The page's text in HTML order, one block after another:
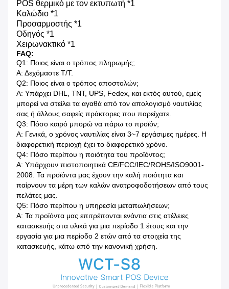
POS θερμικό με τον εκτυπωτή *1
Καλώδιο *1
Προσαρμοστής *1
Οδηγός *1
Χειρωνακτικό *1
FAQ:
Q1: Ποιος είναι ο τρόπος πληρωμής;
Α: Δεχόμαστε T/T.
Q2: Ποιος είναι ο τρόπος αποστολών;
Α: Υπάρχει DHL, TNT, UPS, Fedex, και εκτός αυτού, εμείς
μπορεί να στείλει τα αγαθά από τον απολογισμό ναυτιλίας
σας ή άλλους σαφείς πράκτορες που παρείχατε.
Q3: Πόσο καιρό μπορώ να πάρω το προϊόν;
Α: Γενικά, ο χρόνος ναυτιλίας είναι 3~7 εργάσιμες ημέρες. Η
διαφορετική περιοχή έχει το διαφορετικό χρόνο.
Q4: Πόσο περίπου η ποιότητα του προϊόντος;
Α: Υπάρχουν πιστοποιητικά CE/FCC/IEC/ROHS/ISO9001-
2008. Τα προϊόντα μας έχουν την καλή ποιότητα και
παίρνουν τα μέρη των καλών ανατροφοδοτήσεων από τους
πελάτες μας.
Q5: Πόσο περίπου η υπηρεσία μεταπωλήσεων;
Α: Τα προϊόντα μας επιτρέπονται ενάντια στις ατέλειες
κατασκευής στα υλικά για μια περίοδο 1 έτους και την
εργασία για μια περίοδο 2 ετών από τα στοιχεία της
κατασκευής, κάτω από την κανονική χρήση.